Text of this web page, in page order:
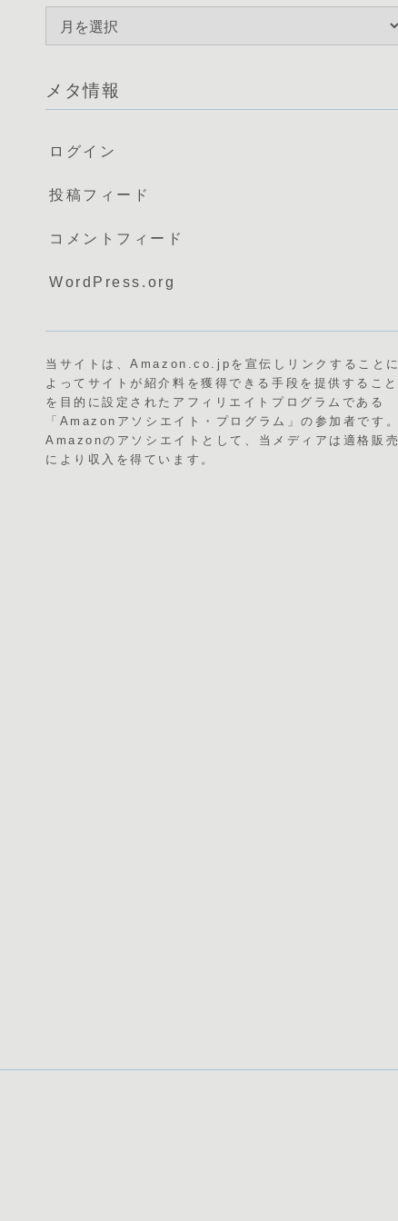
メタ情報
ログイン
投稿フィード
コメントフィード
WordPress.org
当サイトは、Amazon.co.jpを宣伝しリンクすることに
よってサイトが紹介料を獲得できる手段を提供すること
を目的に設定されたアフィリエイトプログラムである
「Amazonアソシエイト・プログラム」の参加者です。
Amazonのアソシエイトとして、当メディアは適格販売
により収入を得ています。